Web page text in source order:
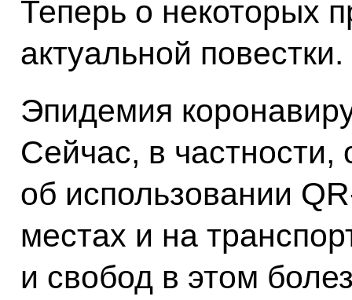
Теперь о некоторых
актуальной повестки.
Эпидемия
Сейчас, в частности,
об использовании
местах и на
и свобод в этом